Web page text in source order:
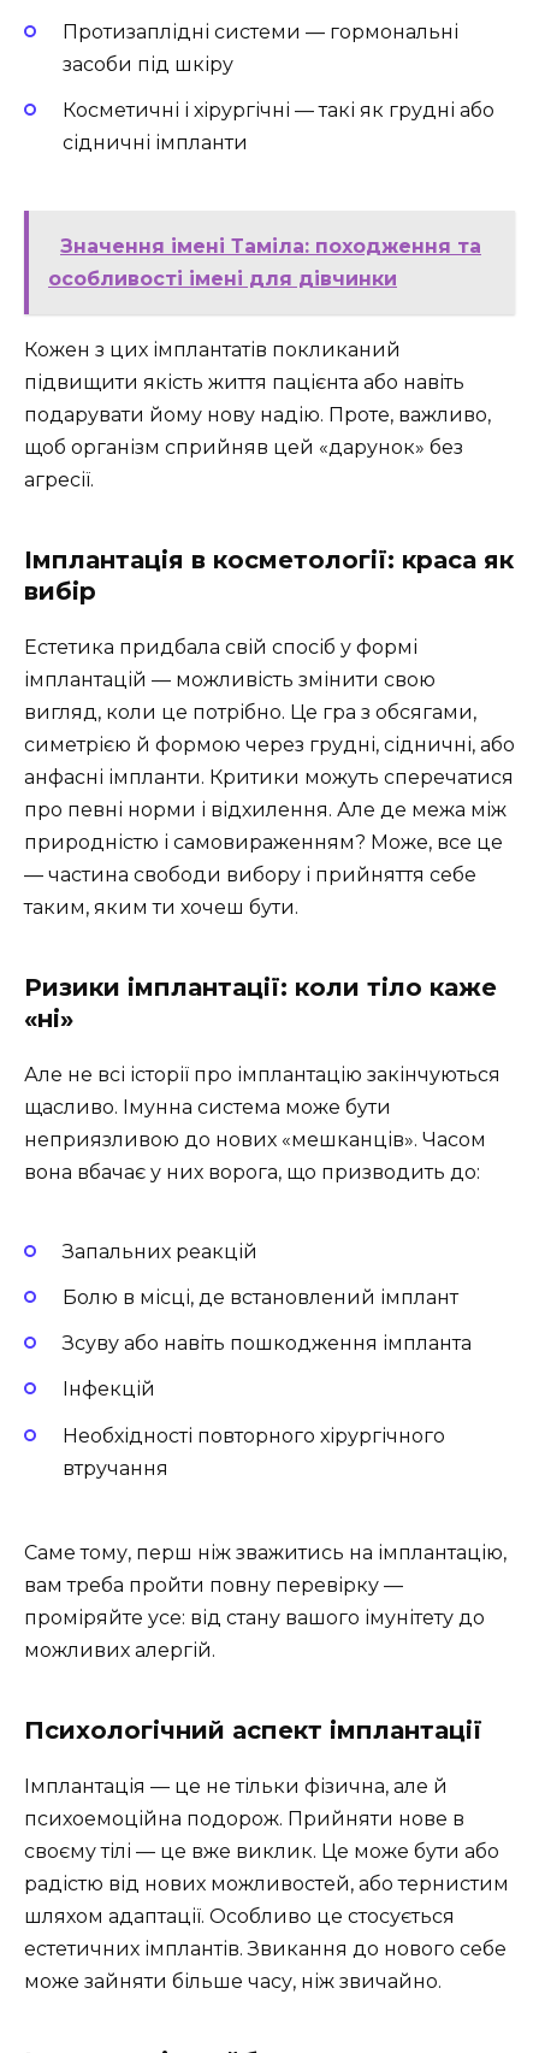
Протизаплідні системи — гормональні
засоби під шкіру
Косметичні і хірургічні — такі як грудні або
сідничні імпланти
Значення імені Таміла: походження та
особливості імені для дівчинки
Кожен з цих імплантатів покликаний
підвищити якість життя пацієнта або навіть
подарувати йому нову надію. Проте, важливо,
щоб організм сприйняв цей «дарунок» без
агресії.
Імплантація в косметології: краса як
вибір
Естетика придбала свій спосіб у формі
імплантацій — можливість змінити свою
вигляд, коли це потрібно. Це гра з обсягами,
симетрією й формою через грудні, сідничні, або
анфасні імпланти. Критики можуть сперечатися
про певні норми і відхилення. Але де межа між
природністю і самовираженням? Може, все це
— частина свободи вибору і прийняття себе
таким, яким ти хочеш бути.
Ризики імплантації: коли тіло каже
«ні»
Але не всі історії про імплантацію закінчуються
щасливо. Імунна система може бути
неприязливою до нових «мешканців». Часом
вона вбачає у них ворога, що призводить до:
Запальних реакцій
Болю в місці, де встановлений імплант
Зсуву або навіть пошкодження імпланта
Інфекцій
Необхідності повторного хірургічного
втручання
Саме тому, перш ніж зважитись на імплантацію,
вам треба пройти повну перевірку —
проміряйте усе: від стану вашого імунітету до
можливих алергій.
Психологічний аспект імплантації
Імплантація — це не тільки фізична, але й
психоемоційна подорож. Прийняти нове в
своєму тілі — це вже виклик. Це може бути або
радістю від нових можливостей, або тернистим
шляхом адаптації. Особливо це стосується
естетичних імплантів. Звикання до нового себе
може зайняти більше часу, ніж звичайно.